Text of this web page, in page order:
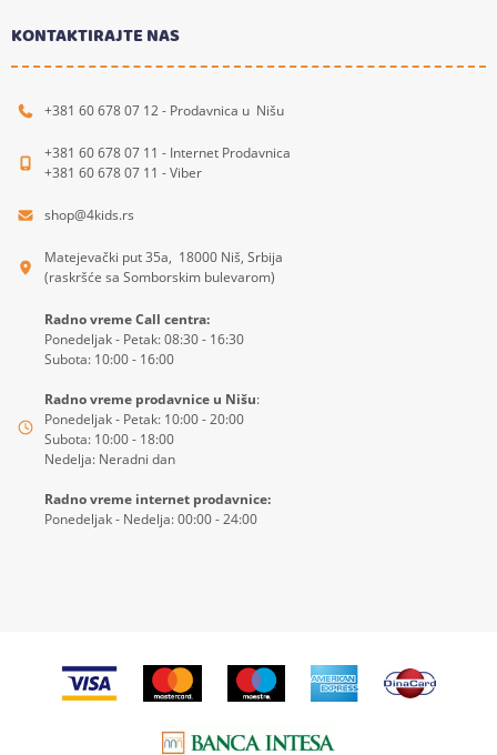
KONTAKTIRAJTE NAS
+381 60 678 07 12 - Prodavnica u Nišu
+381 60 678 07 11 - Internet Prodavnica
+381 60 678 07 11 - Viber
shop@4kids.rs
Matejevački put 35a, 18000 Niš, Srbija
(raskršće sa Somborskim bulevarom)
Radno vreme Call centra:
Ponedeljak - Petak: 08:30 - 16:30
Subota: 10:00 - 16:00
Radno vreme prodavnice u Nišu:
Ponedeljak - Petak: 10:00 - 20:00
Subota: 10:00 - 18:00
Nedelja: Neradni dan
Radno vreme internet prodavnice:
Ponedeljak - Nedelja: 00:00 - 24:00